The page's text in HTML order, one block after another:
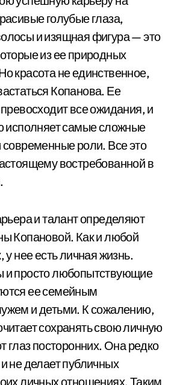
голубые глаза,
и изящная фигура — это
из ее природных
красота не единственное,
Копанова. Ее
превосходит все ожидания, и
исполняет самые сложные
современные роли. Все это
востребованной в
и талант определяют
Копановой. Как и любой
у нее есть личная жизнь.
и просто любопытствующие
ее семейным
и детьми. К сожалению,
сохранять свою личную
глаз посторонних. Она редко
не делает публичных
личных отношениях. Таким